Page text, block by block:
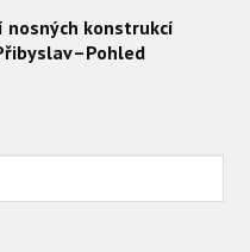
nosných konstrukcí